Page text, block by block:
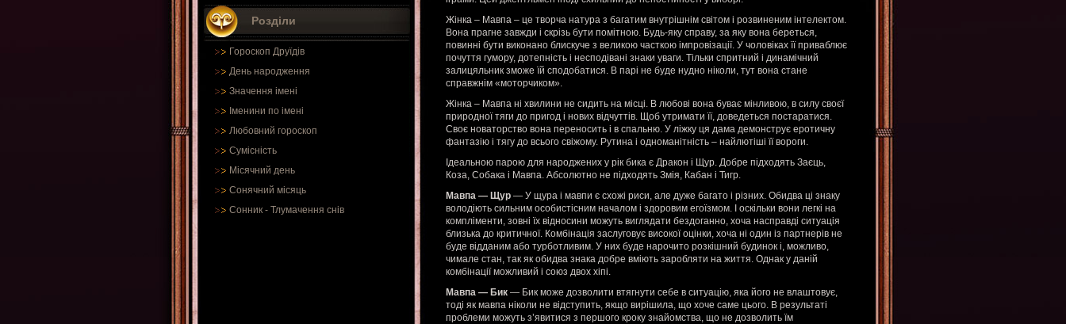
Розділи
Гороскоп Друїдів
День народження
Значення імені
Іменини по імені
Любовний гороскоп
Сумісність
Місячний день
Сонячний місяць
Сонник - Тлумачення снів
Жінка – Мавпа – це творча натура з багатим внутрішнім світом і розвиненим інтелектом.
Вона прагне завжди і скрізь бути помітною. Будь-яку справу, за яку вона береться,
повинні бути виконано блискуче з великою часткою імпровізації. У чоловіках її приваблює
почуття гумору, дотепність і несподівані знаки уваги. Тільки спритний і динамічний
залицяльник зможе їй сподобатися. В парі не буде нудно ніколи, тут вона стане
справжнім «моторчиком».
Жінка – Мавпа ні хвилини не сидить на місці. В любові вона буває мінливою, в силу своєї
природної тяги до пригод і нових відчуттів. Щоб утримати її, доведеться постаратися.
Своє новаторство вона переносить і в спальню. У ліжку ця дама демонструє еротичну
фантазію і тягу до всього свіжому. Рутина і одноманітність – найлютіші її вороги.
Ідеальною парою для народжених у рік бика є Дракон і Щур. Добре підходять Заєць,
Коза, Собака і Мавпа. Абсолютно не підходять Змія, Кабан і Тигр.
Мавпа — Щур — У щура і мавпи є схожі риси, але дуже багато і різних. Обидва ці знаку
володіють сильним особистісним началом і здоровим егоїзмом. І оскільки вони легкі на
компліменти, зовні їх відносини можуть виглядати бездоганно, хоча насправді ситуація
близька до критичної. Комбінація заслуговує високої оцінки, хоча ні один із партнерів не
буде відданим або турботливим. У них буде нарочито розкішний будинок і, можливо,
чимале стан, так як обидва знака добре вміють заробляти на життя. Однак у даній
комбінації можливий і союз двох хіпі.
Мавпа — Бик — Бик може дозволити втягнути себе в ситуацію, яка його не влаштовує,
тоді як мавпа ніколи не відступить, якщо вирішила, що хоче саме цього. В результаті
проблеми можуть з’явитися з першого кроку знайомства, що не дозволить їм